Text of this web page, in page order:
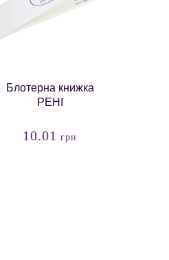
Блотерна книжка
РЕНІ
10.01 грн